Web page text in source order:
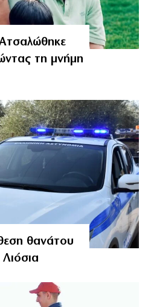
τη μνήμη
θανάτου